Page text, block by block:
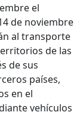
el
de noviembre
al transporte
de las
de sus
países,
en el
vehículos